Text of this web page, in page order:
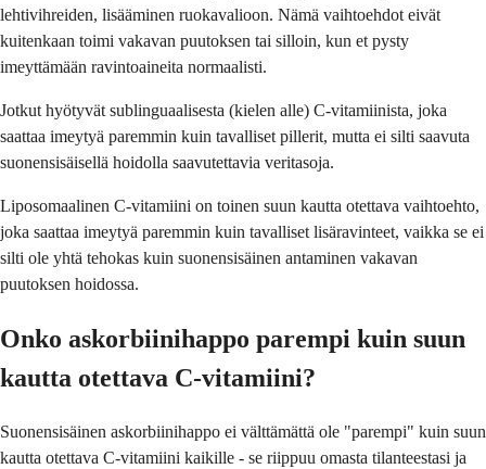
lehtivihreiden, lisääminen ruokavalioon. Nämä vaihtoehdot eivät
kuitenkaan toimi vakavan puutoksen tai silloin, kun et pysty
imeyttämään ravintoaineita normaalisti.
Jotkut hyötyvät sublinguaalisesta (kielen alle) C-vitamiinista, joka
saattaa imeytyä paremmin kuin tavalliset pillerit, mutta ei silti saavuta
suonensisäisellä hoidolla saavutettavia veritasoja.
Liposomaalinen C-vitamiini on toinen suun kautta otettava vaihtoehto,
joka saattaa imeytyä paremmin kuin tavalliset lisäravinteet, vaikka se ei
silti ole yhtä tehokas kuin suonensisäinen antaminen vakavan
puutoksen hoidossa.
Onko askorbiinihappo parempi kuin suun
kautta otettava C-vitamiini?
Suonensisäinen askorbiinihappo ei välttämättä ole "parempi" kuin suun
kautta otettava C-vitamiini kaikille - se riippuu omasta tilanteestasi ja